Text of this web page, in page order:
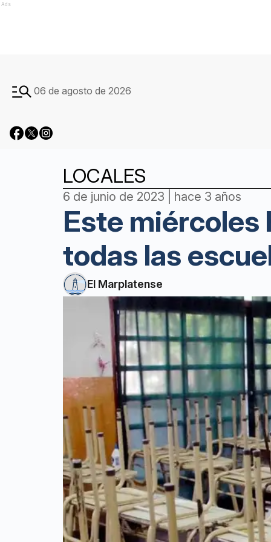
Ads
06 de agosto de 2026
LOCALES
6 de junio de 2023 | hace 3 años
Este miércoles
todas las
El Marplatense